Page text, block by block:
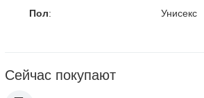
Пол: Унисекс
Сейчас покупают